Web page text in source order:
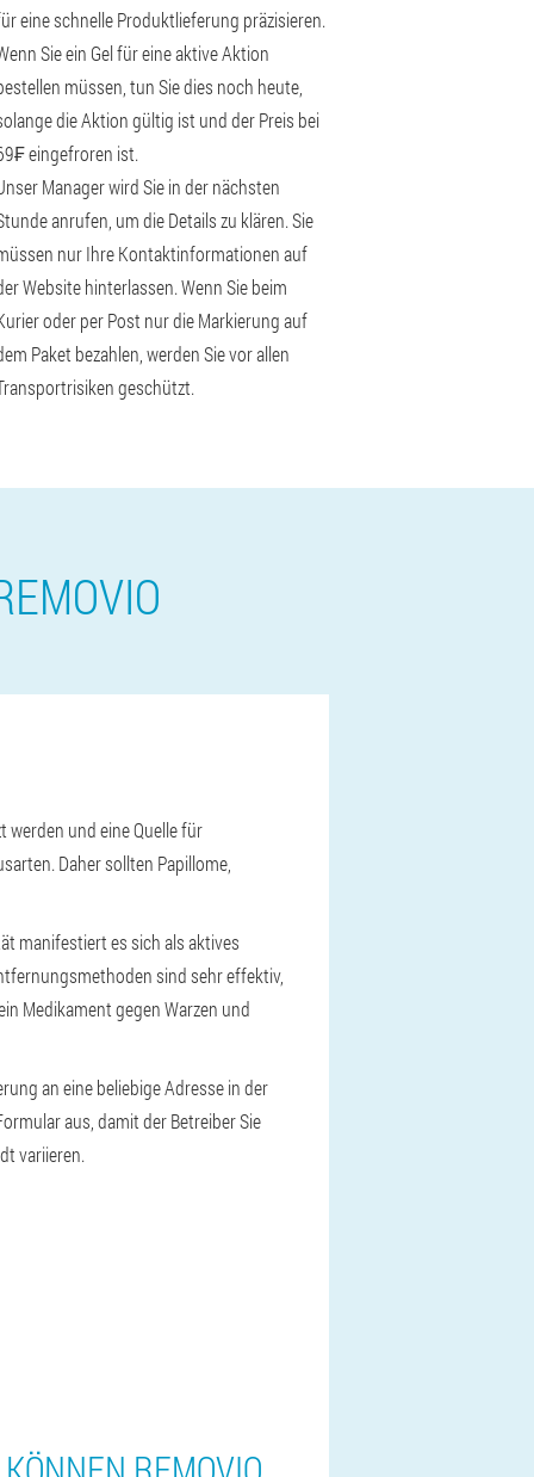
eine schnelle Produktlieferung präzisieren.
Sie ein Gel für eine aktive Aktion
müssen, tun Sie dies noch heute,
die Aktion gültig ist und der Preis bei
eingefroren ist.
Manager wird Sie in der nächsten
anrufen, um die Details zu klären. Sie
nur Ihre Kontaktinformationen auf
Website hinterlassen. Wenn Sie beim
oder per Post nur die Markierung auf
Paket bezahlen, werden Sie vor allen
geschützt.
werden und eine Quelle für
Daher sollten Papillome,
manifestiert es sich als aktives
sind sehr effektiv,
Medikament gegen Warzen und
an eine beliebige Adresse in der
aus, damit der Betreiber Sie
variieren.